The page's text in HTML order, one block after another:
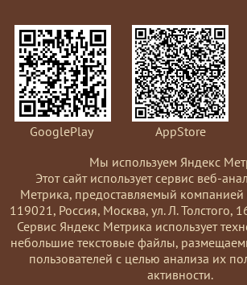
GooglePlay AppStore
Мы используем Яндекс
Этот сайт использует сервис веб-
Метрика, предоставляемый
119021, Россия, Москва, ул. Л. Толстого,
Сервис Яндекс Метрика использует
небольшие текстовые файлы,
пользователей с целью анализа их
активности.